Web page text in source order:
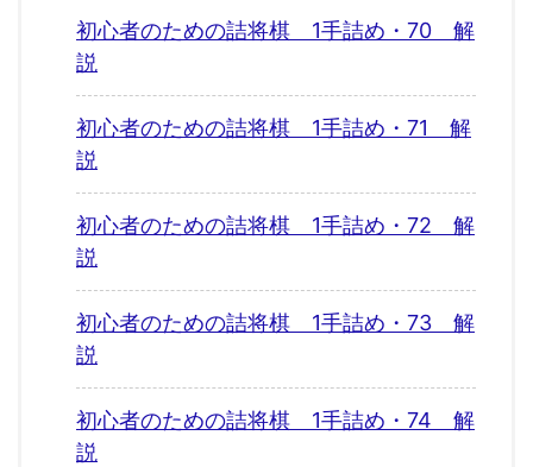
初心者のための詰将棋 1手詰め・70 解
説
初心者のための詰将棋 1手詰め・71 解
説
初心者のための詰将棋 1手詰め・72 解
説
初心者のための詰将棋 1手詰め・73 解
説
初心者のための詰将棋 1手詰め・74 解
説